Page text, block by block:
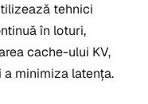
tehnici
în loturi,
cache-ului KV,
minimiza latența.